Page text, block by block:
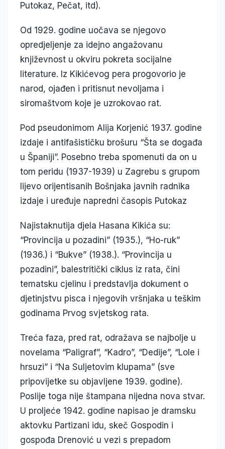
Putokaz, Pečat, itd).
Od 1929. godine uočava se njegovo
opredjeljenje za idejno angažovanu
književnost u okviru pokreta socijalne
literature. Iz Kikićevog pera progovorio je
narod, ojađen i pritisnut nevoljama i
siromaštvom koje je uzrokovao rat.
Pod pseudonimom Alija Korjenić 1937. godine
izdaje i antifašističku brošuru “Šta se događa
u Španiji”. Posebno treba spomenuti da on u
tom peridu (1937-1939) u Zagrebu s grupom
lijevo orijentisanih Bošnjaka javnih radnika
izdaje i uređuje napredni časopis Putokaz
Najistaknutija djela Hasana Kikića su:
“Provincija u pozadini” (1935.), “Ho-ruk”
(1936.) i “Bukve” (1938.). “Provincija u
pozadini”, balestritički ciklus iz rata, čini
tematsku cjelinu i predstavlja dokument o
djetinjstvu pisca i njegovih vršnjaka u teškim
godinama Prvog svjetskog rata.
Treća faza, pred rat, odražava se najbolje u
novelama “Paligraf”, “Kadro”, “Dedije”, “Lole i
hrsuzi” i “Na Suljetovim klupama” (sve
pripovijetke su objavljene 1939. godine).
Poslije toga nije štampana nijedna nova stvar.
U proljeće 1942. godine napisao je dramsku
aktovku Partizani idu, skeč Gospodin i
gospođa Drenović u vezi s prepadom